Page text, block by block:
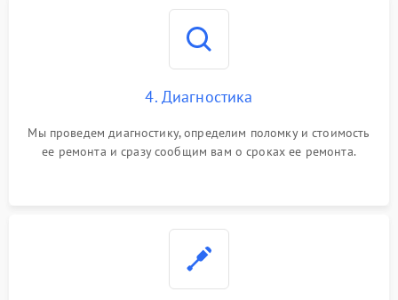
4. Диагностика
Мы проведем диагностику, определим поломку и стоимость
ее ремонта и сразу сообщим вам о сроках ее ремонта.